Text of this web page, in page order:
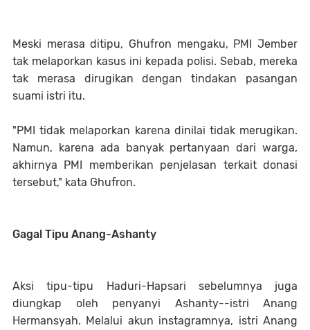
Meski merasa ditipu, Ghufron mengaku, PMI Jember
tak melaporkan kasus ini kepada polisi. Sebab, mereka
tak merasa dirugikan dengan tindakan pasangan
suami istri itu.
"PMI tidak melaporkan karena dinilai tidak merugikan.
Namun, karena ada banyak pertanyaan dari warga,
akhirnya PMI memberikan penjelasan terkait donasi
tersebut," kata Ghufron.
Gagal Tipu Anang-Ashanty
Aksi tipu-tipu Haduri-Hapsari sebelumnya juga
diungkap oleh penyanyi Ashanty--istri Anang
Hermansyah. Melalui akun instagramnya, istri Anang